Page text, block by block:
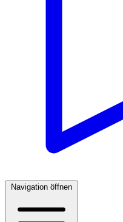
Navigation öffnen